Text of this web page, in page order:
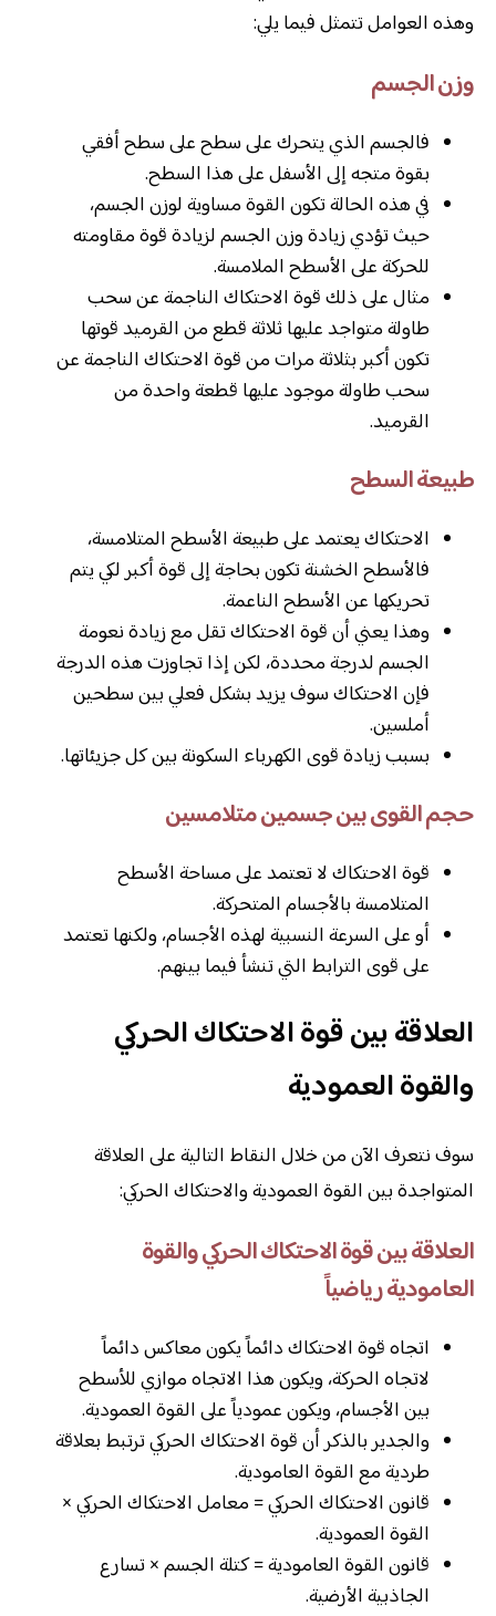
وهذه العوامل تتمثل فيما يلي:
وزن الجسم
فالجسم الذي يتحرك على سطح على سطح أفقي
بقوة متجه إلى الأسفل على هذا السطح.
في هذه الحالة تكون القوة مساوية لوزن الجسم،
حيث تؤدي زيادة وزن الجسم لزيادة قوة مقاومته
للحركة على الأسطح الملامسة.
مثال على ذلك قوة الاحتكاك الناجمة عن سحب
طاولة متواجد عليها ثلاثة قطع من القرميد قوتها
تكون أكبر بثلاثة مرات من قوة الاحتكاك الناجمة عن
سحب طاولة موجود عليها قطعة واحدة من
القرميد.
طبيعة السطح
الاحتكاك يعتمد على طبيعة الأسطح المتلامسة،
فالأسطح الخشنة تكون بحاجة إلى قوة أكبر لكي يتم
تحريكها عن الأسطح الناعمة.
وهذا يعني أن قوة الاحتكاك تقل مع زيادة نعومة
الجسم لدرجة محددة، لكن إذا تجاوزت هذه الدرجة
فإن الاحتكاك سوف يزيد بشكل فعلي بين سطحين
أملسين.
بسبب زيادة قوى الكهرباء السكونة بين كل جزيئاتها.
حجم القوى بين جسمين متلامسين
قوة الاحتكاك لا تعتمد على مساحة الأسطح
المتلامسة بالأجسام المتحركة.
أو على السرعة النسبية لهذه الأجسام، ولكنها تعتمد
على قوى الترابط التي تنشأ فيما بينهم.
العلاقة بين قوة الاحتكاك الحركي
والقوة العمودية
سوف نتعرف الآن من خلال النقاط التالية على العلاقة
المتواجدة بين القوة العمودية والاحتكاك الحركي:
العلاقة بين قوة الاحتكاك الحركي والقوة
العامودية رياضياً
اتجاه قوة الاحتكاك دائماً يكون معاكس دائماً
لاتجاه الحركة، ويكون هذا الاتجاه موازي للأسطح
بين الأجسام، ويكون عمودياً على القوة العمودية.
والجدير بالذكر أن قوة الاحتكاك الحركي ترتبط بعلاقة
طردية مع القوة العامودية.
قانون الاحتكاك الحركي = معامل الاحتكاك الحركي ×
القوة العمودية.
قانون القوة العامودية = كتلة الجسم × تسارع
الجاذبية الأرضية.